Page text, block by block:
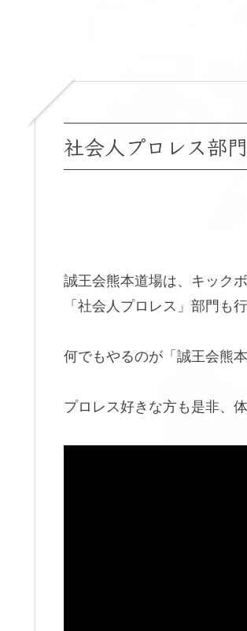
社会人プロレス部門
誠王会熊本道場は、キック
「社会人プロレス」部門も
何でもやるのが「誠王会熊
プロレス好きな方も是非、